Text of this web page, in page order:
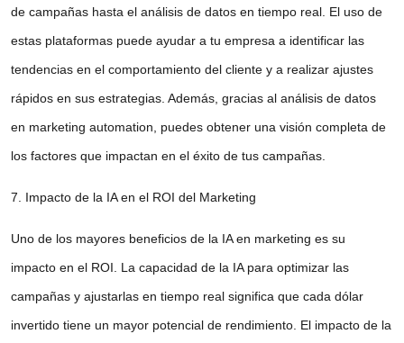
de campañas hasta el análisis de datos en tiempo real. El uso de
estas plataformas puede ayudar a tu empresa a identificar las
tendencias en el comportamiento del cliente y a realizar ajustes
rápidos en sus estrategias. Además, gracias al análisis de datos
en marketing automation , puedes obtener una visión completa de
los factores que impactan en el éxito de tus campañas.
7. Impacto de la IA en el ROI del Marketing
Uno de los mayores beneficios de la IA en marketing es su
impacto en el ROI. La capacidad de la IA para optimizar las
campañas y ajustarlas en tiempo real significa que cada dólar
invertido tiene un mayor potencial de rendimiento. El impacto de la